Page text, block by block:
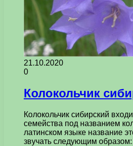
21.10.2020
0
Колокольчик
Колокольчик сибирский
семейства под названием
латинском языке название
звучать следующим